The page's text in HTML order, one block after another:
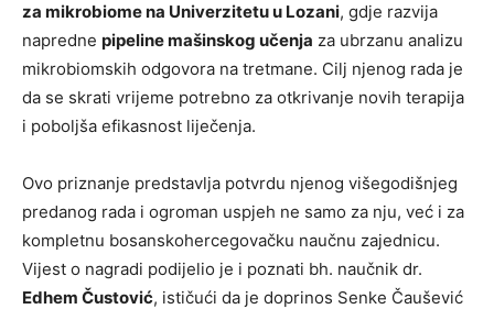
za mikrobiome na Univerzitetu u Lozani, gdje razvija
napredne pipeline mašinskog učenja za ubrzanu analizu
mikrobiomskih odgovora na tretmane. Cilj njenog rada je
da se skrati vrijeme potrebno za otkrivanje novih terapija
i poboljša efikasnost liječenja.
Ovo priznanje predstavlja potvrdu njenog višegodišnjeg
predanog rada i ogroman uspjeh ne samo za nju, već i za
kompletnu bosanskohercegovačku naučnu zajednicu.
Vijest o nagradi podijelio je i poznati bh. naučnik dr.
Edhem Čustović, ističući da je doprinos Senke Čaušević